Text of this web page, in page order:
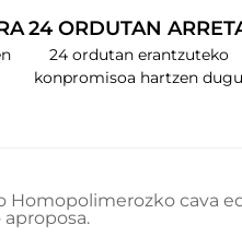
24 ORDUTAN
24 ordutan erantzuteko
konpromisoa hartzen dugu
Homopolimerozko cava